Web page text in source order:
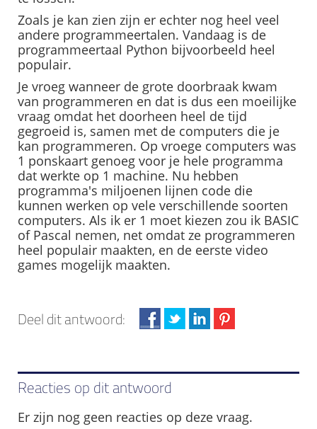
Zoals je kan zien zijn er echter nog heel veel
andere programmeertalen. Vandaag is de
programmeertaal Python bijvoorbeeld heel
populair.
Je vroeg wanneer de grote doorbraak kwam
van programmeren en dat is dus een moeilijke
vraag omdat het doorheen heel de tijd
gegroeid is, samen met de computers die je
kan programmeren. Op vroege computers was
1 ponskaart genoeg voor je hele programma
dat werkte op 1 machine. Nu hebben
programma's miljoenen lijnen code die
kunnen werken op vele verschillende soorten
computers. Als ik er 1 moet kiezen zou ik BASIC
of Pascal nemen, net omdat ze programmeren
heel populair maakten, en de eerste video
games mogelijk maakten.
Deel dit antwoord:
Reacties op dit antwoord
Er zijn nog geen reacties op deze vraag.